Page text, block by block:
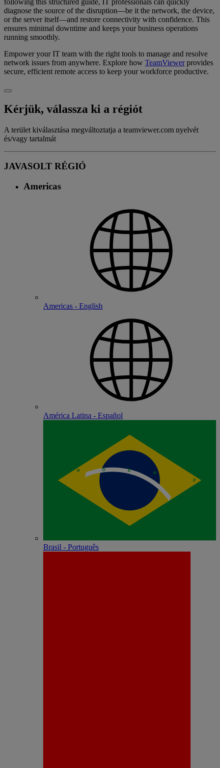
diagnose the source of the disruption—be it the network, the device,
or the server itself—and restore connectivity with confidence. This
ensures minimal downtime and keeps your business operations
running smoothly.
Empower your IT team with the right tools to manage and resolve
network issues from anywhere. Explore how TeamViewerprovides
secure, efficient remote access to keep your workforce productive.
Kérjük, válassza ki a régiót
A terület kiválasztása megváltoztatja a teamviewer.com nyelvét
és/vagy tartalmát
JAVASOLT RÉGIÓ
Americas
Americas - English
América Latina - Español
Brasil - Português